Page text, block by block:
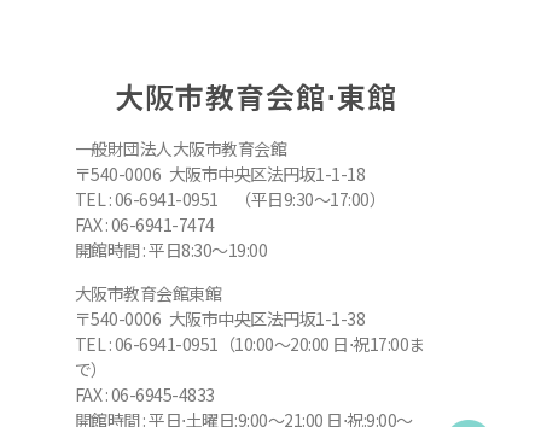
大阪市教育会館⋅東館
一般財団法人大阪市教育会館
〒540-0006 大阪市中央区法円坂1-1-18
TEL : 06-6941-0951 （平日9:30～17:00）
FAX : 06-6941-7474
開館時間 : 平日8:30～19:00
大阪市教育会館東館
〒540-0006 大阪市中央区法円坂1-1-38
TEL : 06-6941-0951（10:00～20:00 日⋅祝17:00ま
で）
FAX : 06-6945-4833
開館時間 : 平日⋅土曜日:9:00～21:00 日⋅祝:9:00～